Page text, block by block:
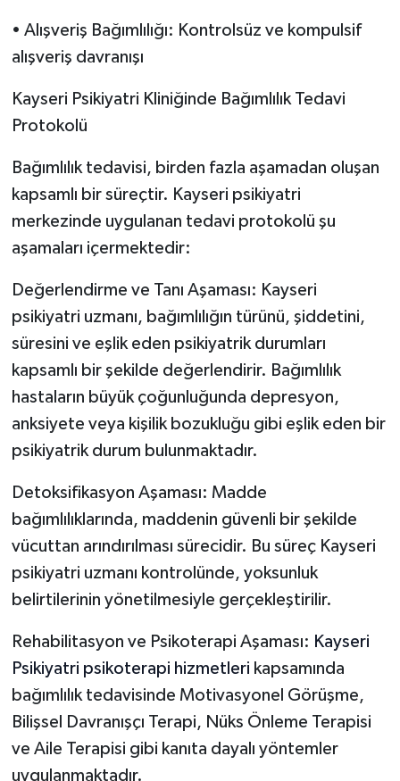
• Alışveriş Bağımlılığı: Kontrolsüz ve kompulsif
alışveriş davranışı
Kayseri Psikiyatri Kliniğinde Bağımlılık Tedavi
Protokolü
Bağımlılık tedavisi, birden fazla aşamadan oluşan
kapsamlı bir süreçtir. Kayseri psikiyatri
merkezinde uygulanan tedavi protokolü şu
aşamaları içermektedir:
Değerlendirme ve Tanı Aşaması: Kayseri
psikiyatri uzmanı, bağımlılığın türünü, şiddetini,
süresini ve eşlik eden psikiyatrik durumları
kapsamlı bir şekilde değerlendirir. Bağımlılık
hastaların büyük çoğunluğunda depresyon,
anksiyete veya kişilik bozukluğu gibi eşlik eden bir
psikiyatrik durum bulunmaktadır.
Detoksifikasyon Aşaması: Madde
bağımlılıklarında, maddenin güvenli bir şekilde
vücuttan arındırılması sürecidir. Bu süreç Kayseri
psikiyatri uzmanı kontrolünde, yoksunluk
belirtilerinin yönetilmesiyle gerçekleştirilir.
Rehabilitasyon ve Psikoterapi Aşaması: Kayseri
Psikiyatri psikoterapi hizmetleri kapsamında
bağımlılık tedavisinde Motivasyonel Görüşme,
Bilişsel Davranışçı Terapi, Nüks Önleme Terapisi
ve Aile Terapisi gibi kanıta dayalı yöntemler
uygulanmaktadır.